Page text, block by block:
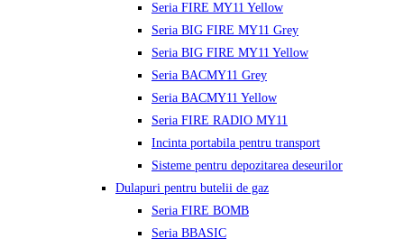
Seria FIRE MY11 Yellow
Seria BIG FIRE MY11 Grey
Seria BIG FIRE MY11 Yellow
Seria BACMY11 Grey
Seria BACMY11 Yellow
Seria FIRE RADIO MY11
Incinta portabila pentru transport
Sisteme pentru depozitarea deseurilor
Dulapuri pentru butelii de gaz
Seria FIRE BOMB
Seria BBASIC